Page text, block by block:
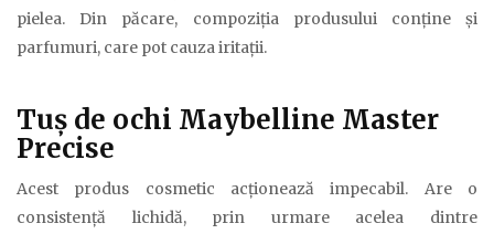
pielea. Din păcare, compoziţia produsului conţine şi
parfumuri, care pot cauza iritaţii.
Tuş de ochi Maybelline Master
Precise
Acest produs cosmetic acţionează impecabil. Are o
consistenţă lichidă, prin urmare acelea dintre